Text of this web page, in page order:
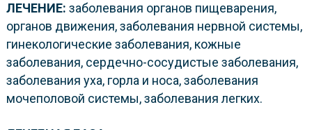
ЛЕЧЕНИЕ: заболевания органов пищеварения,
органов движения, заболевания нервной системы,
гинекологические заболевания, кожные
заболевания, сердечно-сосудистые заболевания,
заболевания уха, горла и носа, заболевания
мочеполовой системы, заболевания легких.